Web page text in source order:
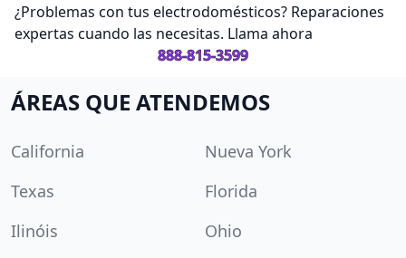
¿Problemas con tus electrodomésticos? Reparaciones
expertas cuando las necesitas. Llama ahora
888-815-3599
ÁREAS QUE ATENDEMOS
California
Nueva York
Texas
Florida
Ilinóis
Ohio